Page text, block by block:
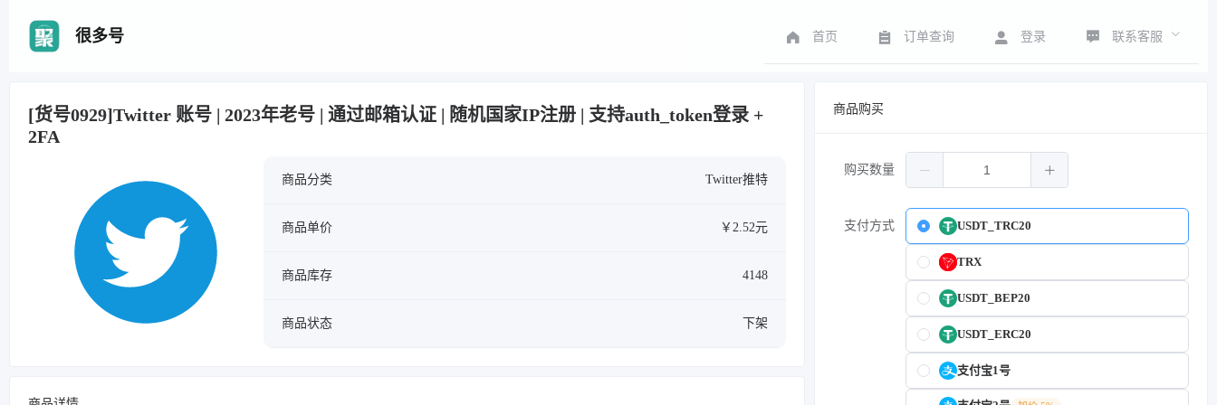
很多号 首页 订单查询 登录 联系客服
[货号0929]Twitter 账号 | 2023年老号 | 通过邮箱认证 | 随机国家IP注册 | 支持auth_token登录 +
2FA
商品分类 Twitter推特
商品单价 ￥2.52元
商品库存 4148
商品状态 下架
商品购买
购买数量
支付方式 USDT_TRC20
TRX
USDT_BEP20
USDT_ERC20
支付宝1号